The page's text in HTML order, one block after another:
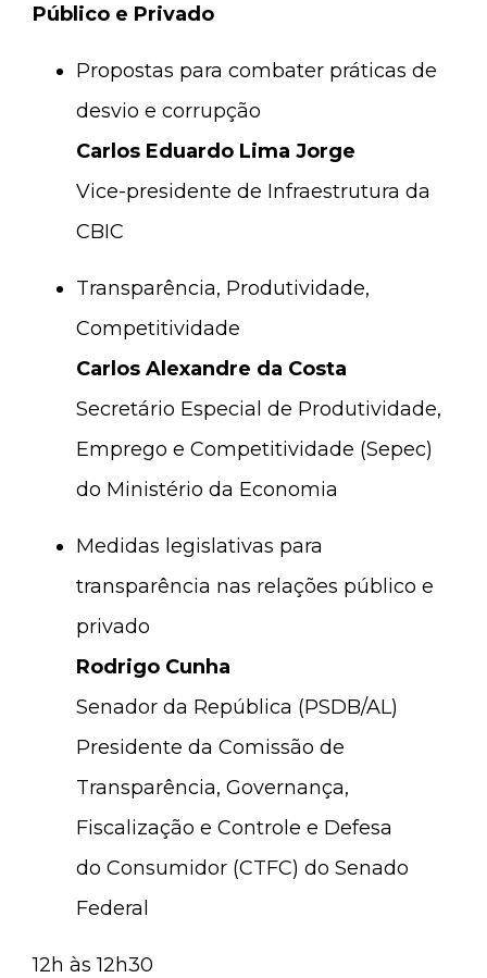
Público e Privado
Propostas para combater práticas de
desvio e corrupção
Carlos Eduardo Lima Jorge
Vice-presidente de Infraestrutura da
CBIC
Transparência, Produtividade,
Competitividade
Carlos Alexandre da Costa
Secretário Especial de Produtividade,
Emprego e Competitividade (Sepec)
do Ministério da Economia
Medidas legislativas para
transparência nas relações público e
privado
Rodrigo Cunha
Senador da República (PSDB/AL)
Presidente da Comissão de
Transparência, Governança,
Fiscalização e Controle e Defesa
do Consumidor (CTFC) do Senado
Federal
12h às 12h30